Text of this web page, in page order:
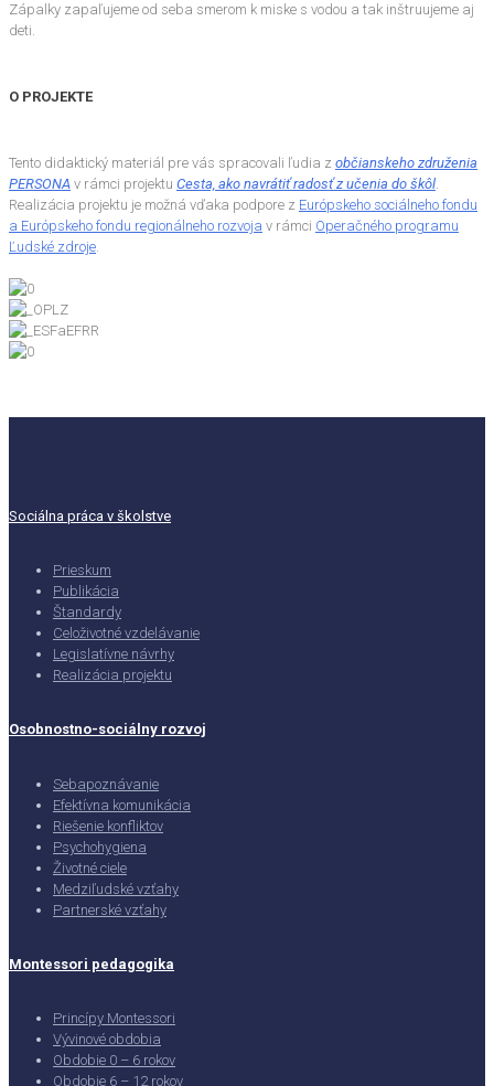
Zápalky zapaľujeme od seba smerom k miske s vodou a tak inštruujeme aj
deti.
O PROJEKTE
Tento didaktický materiál pre vás spracovali ľudia z občianskeho združenia
PERSONA v rámci projektu Cesta, ako navrátiť radosť z učenia do škôl
Realizácia projektu je možná vďaka podpore z Európskeho sociálneho fondu
a Európskeho fondu regionálneho rozvoja v rámci Operačného programu
Ľudské zdroje
Sociálna práca v školstve
Prieskum
Publikácia
Štandardy
Celoživotné vzdelávanie
Legislatívne návrhy
Realizácia projektu
Osobnostno-sociálny rozvoj
Sebapoznávanie
Efektívna komunikácia
Riešenie konfliktov
Psychohygiena
Životné ciele
Medziľudské vzťahy
Partnerské vzťahy
Montessori pedagogika
Princípy Montessori
Vývinové obdobia
Obdobie 0 – 6 rokov
Obdobie 6 – 12 rokov